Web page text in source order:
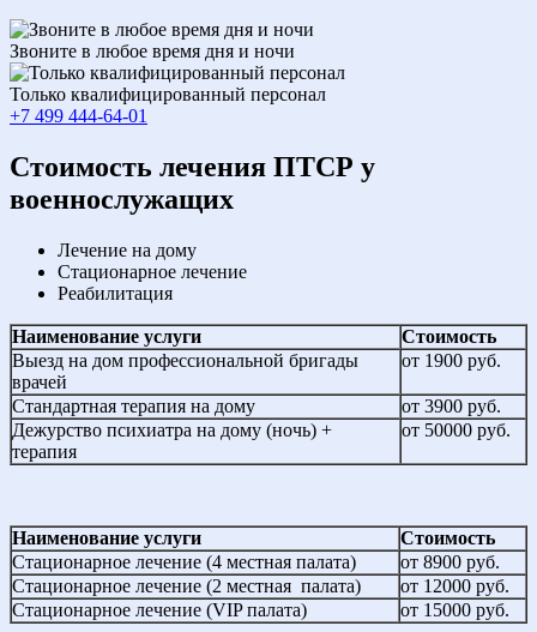
Звоните в любое время дня и ночи
Только квалифицированный персонал
+7 499 444-64-01
Cтоимость лечения ПТСР у
военнослужащих
Лечение на дому
Стационарное лечение
Реабилитация
Наименование услуги
Стоимость
Выезд на дом профессиональной бригады
врачей
от 1900 руб.
Стандартная терапия на дому
от 3900 руб.
Дежурство психиатра на дому (ночь) +
терапия
от 50000 руб.
Наименование услуги
Стоимость
Стационарное лечение (4 местная палата)
от 8900 руб.
Стационарное лечение (2 местная палата)
от 12000 руб.
Стационарное лечение (VIP палата)
от 15000 руб.